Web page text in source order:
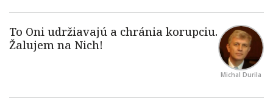
Michal Durila